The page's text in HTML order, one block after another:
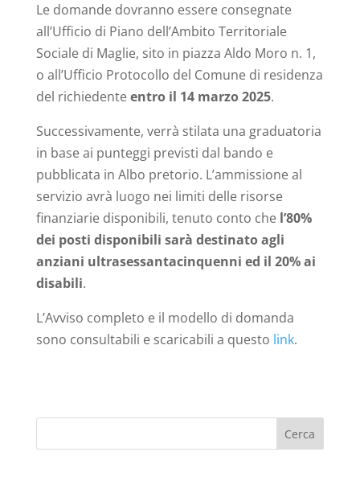
Le domande dovranno essere consegnate
all’Ufficio di Piano dell’Ambito Territoriale
Sociale di Maglie, sito in piazza Aldo Moro n. 1,
o all’Ufficio Protocollo del Comune di residenza
del richiedenteentro il 14 marzo 2025.
Successivamente, verrà stilata una graduatoria
in base ai punteggi previsti dal bando e
pubblicata in Albo pretorio. L’ammissione al
servizio avrà luogo nei limiti delle risorse
finanziarie disponibili, tenuto conto che l’80%
dei posti disponibili sarà destinato agli
anziani ultrasessantacinquenni ed il 20% ai
disabili.
L’Avviso completo e il modello di domanda
sono consultabili e scaricabili a questo link.